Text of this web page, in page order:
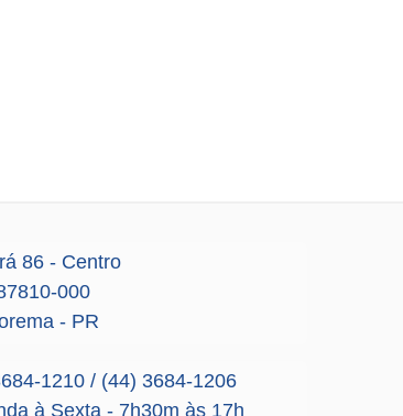
86 - Centro
000
- PR
1210 / (44) 3684-1206
à Sexta - 7h30m às 17h